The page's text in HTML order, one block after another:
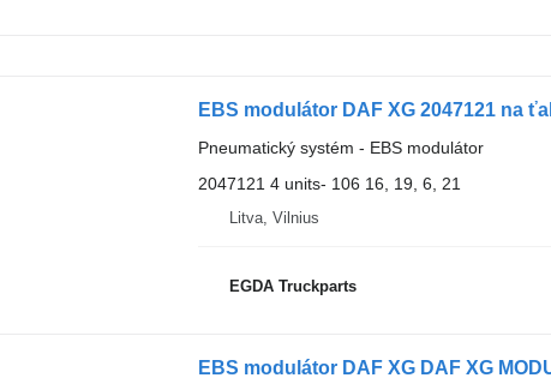
EBS modulátor DAF XG 2047121 na
Pneumatický systém - EBS modulátor
2047121 4 units- 106 16, 19, 6, 21
Litva, Vilnius
EGDA Truckparts
EBS modulátor DAF XG DAF XG